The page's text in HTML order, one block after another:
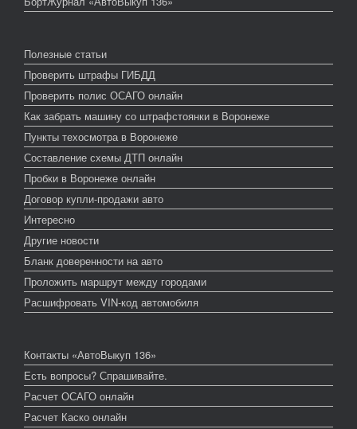
Полезные статьи
Проверить штрафы ГИБДД
Проверить полис ОСАГО онлайн
Как забрать машину со штрафстоянки в Воронеже
Пункты техосмотра в Воронеже
Составление схемы ДТП онлайн
Пробки в Воронеже онлайн
Договор купли-продажи авто
Интересно
Другие новости
Бланк доверенности на авто
Проложить маршрут между городами
Расшифровать VIN-код автомобиля
Контакты «АвтоВыкуп 136»
Есть вопросы? Спрашивайте.
Расчет ОСАГО онлайн
Расчет Каско онлайн